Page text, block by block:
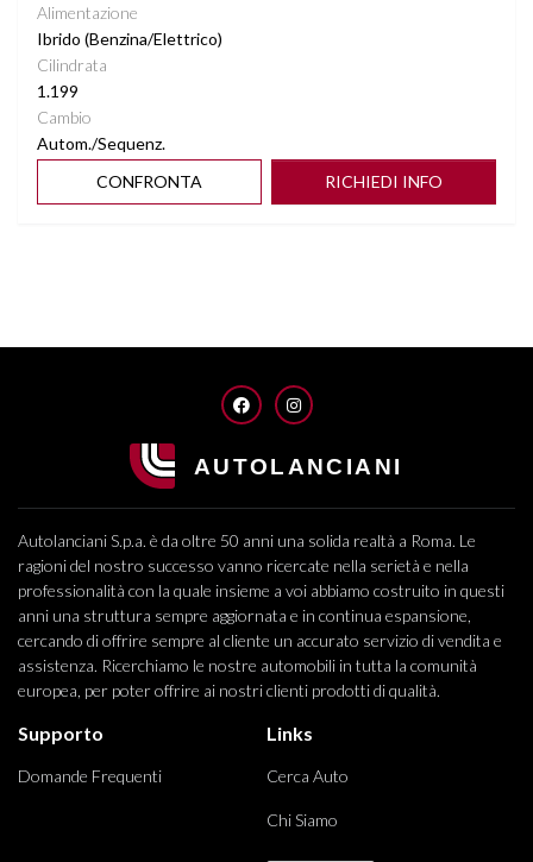
Alimentazione
Ibrido (Benzina/Elettrico)
Cilindrata
1.199
Cambio
Autom./Sequenz.
CONFRONTA
RICHIEDI INFO
FACEBOOKINSTAGRAM
Autolanciani S.p.a. è da oltre 50 anni una solida realtà a Roma. Le
ragioni del nostro successo vanno ricercate nella serietà e nella
professionalità con la quale insieme a voi abbiamo costruito in questi
anni una struttura sempre aggiornata e in continua espansione,
cercando di offrire sempre al cliente un accurato servizio di vendita e
assistenza. Ricerchiamo le nostre automobili in tutta la comunità
europea, per poter offrire ai nostri clienti prodotti di qualità.
Supporto
Domande Frequenti
Links
Cerca Auto
Chi Siamo